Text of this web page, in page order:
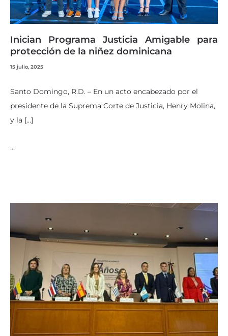
Inician Programa Justicia Amigable para
protección de la niñez dominicana
15 julio, 2025
Santo Domingo, R.D. – En un acto encabezado por el
presidente de la Suprema Corte de Justicia, Henry Molina,
y la […]
…